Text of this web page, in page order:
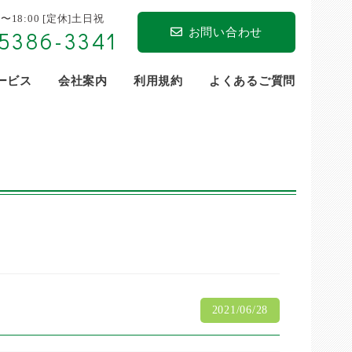
18:00 [定休]土日祝
3341 お問い合わせ
ビス 会社案内 利用規約 よくあるご質問
2021/06/28